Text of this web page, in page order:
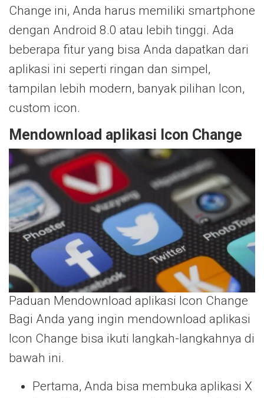
Change ini, Anda harus memiliki smartphone
dengan Android 8.0 atau lebih tinggi. Ada
beberapa fitur yang bisa Anda dapatkan dari
aplikasi ini seperti ringan dan simpel,
tampilan lebih modern, banyak pilihan Icon,
custom icon.
Mendownload aplikasi Icon Change
Paduan Mendownload aplikasi Icon Change
Bagi Anda yang ingin mendownload aplikasi
Icon Change bisa ikuti langkah-langkahnya di
bawah ini.
Pertama, Anda bisa membuka aplikasi X